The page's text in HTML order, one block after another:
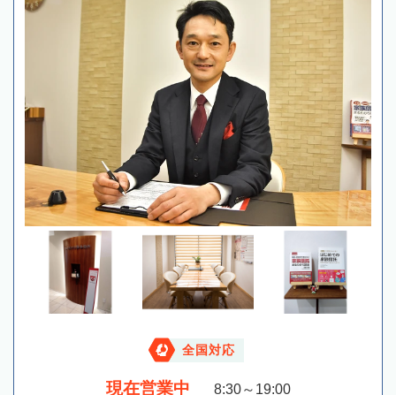
全国対応
現在営業中 8:30～19:00